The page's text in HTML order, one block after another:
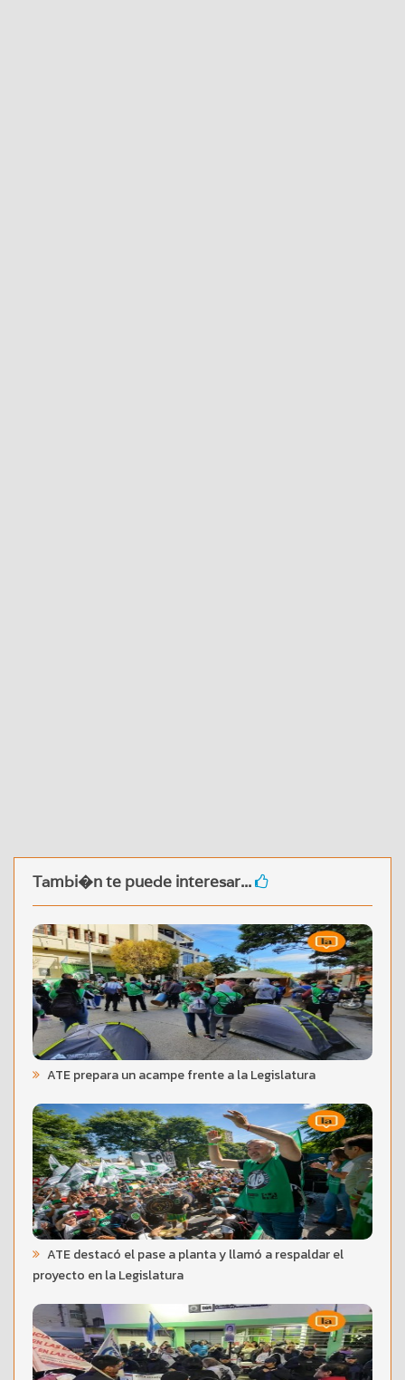
Tambi�n te puede interesar...
ATE prepara un acampe frente a la Legislatura
ATE destacó el pase a planta y llamó a respaldar el
proyecto en la Legislatura